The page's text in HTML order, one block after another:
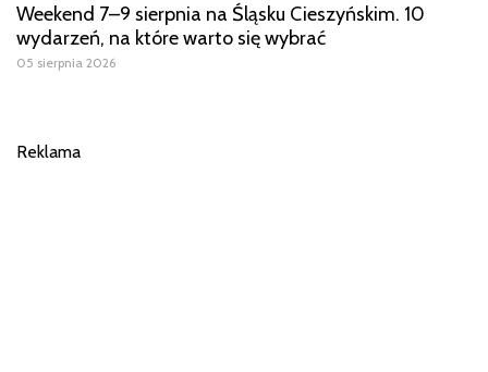
Weekend 7–9 sierpnia na Śląsku Cieszyńskim. 10
wydarzeń, na które warto się wybrać
05 sierpnia 2026
Reklama